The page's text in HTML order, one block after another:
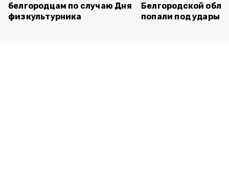
белгородцам по случаю Дня
физкультурника
Белгородской
попали под удары